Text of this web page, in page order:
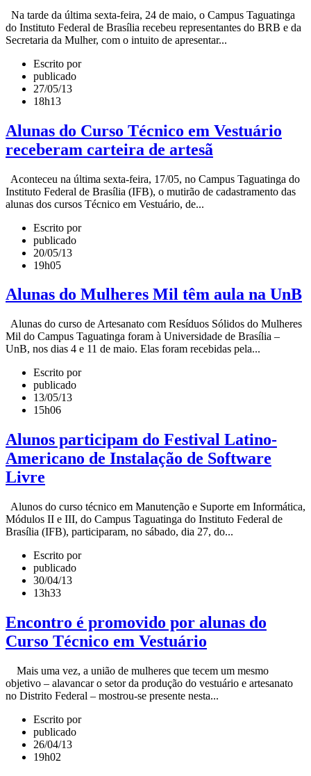
Na tarde da última sexta-feira, 24 de maio, o Campus Taguatinga
do Instituto Federal de Brasília recebeu representantes do BRB e da
Secretaria da Mulher, com o intuito de apresentar...
Escrito por
publicado
27/05/13
18h13
Alunas do Curso Técnico em Vestuário
receberam carteira de artesã
Aconteceu na última sexta-feira, 17/05, no Campus Taguatinga do
Instituto Federal de Brasília (IFB), o mutirão de cadastramento das
alunas dos cursos Técnico em Vestuário, de...
Escrito por
publicado
20/05/13
19h05
Alunas do Mulheres Mil têm aula na UnB
Alunas do curso de Artesanato com Resíduos Sólidos do Mulheres
Mil do Campus Taguatinga foram à Universidade de Brasília –
UnB, nos dias 4 e 11 de maio. Elas foram recebidas pela...
Escrito por
publicado
13/05/13
15h06
Alunos participam do Festival Latino-
Americano de Instalação de Software
Livre
Alunos do curso técnico em Manutenção e Suporte em Informática,
Módulos II e III, do Campus Taguatinga do Instituto Federal de
Brasília (IFB), participaram, no sábado, dia 27, do...
Escrito por
publicado
30/04/13
13h33
Encontro é promovido por alunas do
Curso Técnico em Vestuário
Mais uma vez, a união de mulheres que tecem um mesmo
objetivo – alavancar o setor da produção do vestuário e artesanato
no Distrito Federal – mostrou-se presente nesta...
Escrito por
publicado
26/04/13
19h02